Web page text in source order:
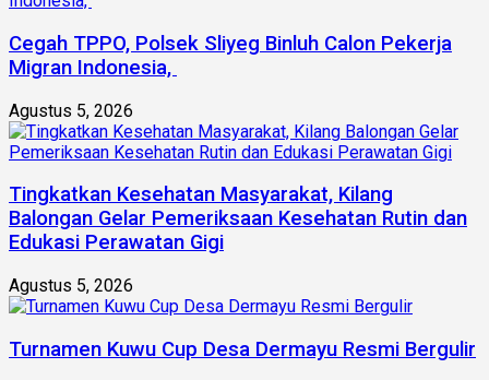
Cegah TPPO, Polsek Sliyeg Binluh Calon Pekerja
Migran Indonesia,
Agustus 5, 2026
Tingkatkan Kesehatan Masyarakat, Kilang
Balongan Gelar Pemeriksaan Kesehatan Rutin dan
Edukasi Perawatan Gigi
Agustus 5, 2026
Turnamen Kuwu Cup Desa Dermayu Resmi Bergulir